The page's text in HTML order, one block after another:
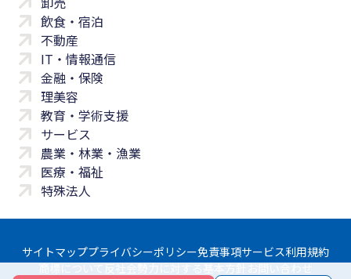
飲食・宿泊
不動産
IT・情報通信
金融・保険
理美容
教育・学術支援
サービス
農業・林業・漁業
医療・福祉
特殊法人
サイトマッププライバシーポリシー免責事項サービス利用規約
商標について 反社会勢力に対する基本方針 お問い合わせ